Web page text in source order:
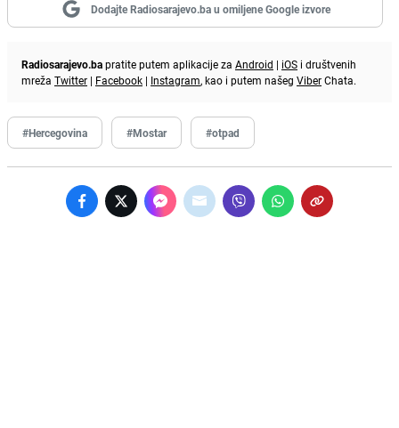
Dodajte Radiosarajevo.ba u omiljene Google izvore
Radiosarajevo.bapratite putem aplikacije za Android | iOS i društvenih
mreža Twitter | Facebook | Instagram, kao i putem našeg ViberChata.
#Hercegovina #Mostar #otpad